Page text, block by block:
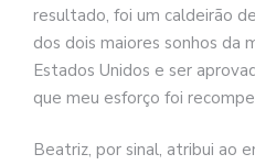
resultado, foi um caldeirão
dos dois maiores sonhos da
Estados Unidos e ser
que meu esforço foi
Beatriz, por sinal, atribui ao